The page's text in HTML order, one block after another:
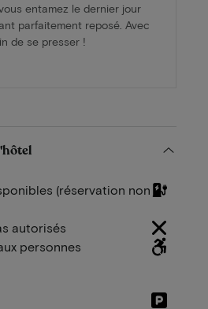
entamez le dernier jour
parfaitement reposé. Avec
de se presser !
(réservation non
autorisés
personnes